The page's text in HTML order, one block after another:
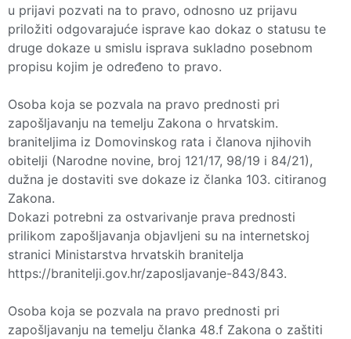
u prijavi pozvati na to pravo, odnosno uz prijavu
priložiti odgovarajuće isprave kao dokaz o statusu te
druge dokaze u smislu isprava sukladno posebnom
propisu kojim je određeno to pravo.
Osoba koja se pozvala na pravo prednosti pri
zapošljavanju na temelju Zakona o hrvatskim.
braniteljima iz Domovinskog rata i članova njihovih
obitelji (Narodne novine, broj 121/17, 98/19 i 84/21),
dužna je dostaviti sve dokaze iz članka 103. citiranog
Zakona.
Dokazi potrebni za ostvarivanje prava prednosti
prilikom zapošljavanja objavljeni su na internetskoj
stranici Ministarstva hrvatskih branitelja
https://branitelji.gov.hr/zaposljavanje-843/843.
Osoba koja se pozvala na pravo prednosti pri
zapošljavanju na temelju članka 48.f Zakona o zaštiti